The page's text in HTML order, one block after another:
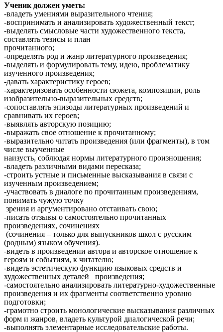
Ученик должен уметь:
-владеть умениями выразительного чтения;
-воспринимать и анализировать художественный текст;
-выделять смысловые части художественного текста,
составлять тезисы и план
прочитанного;
-определять род и жанр литературного произведения;
-выделять и формулировать тему, идею, проблематику
изученного произведения;
-давать характеристику героев;
-характеризовать особенности сюжета, композиции, роль
изобразительно-выразительных средств;
-сопоставлять эпизоды литературных произведений и
сравнивать их героев;
-выявлять авторскую позицию;
-выражать свое отношение к прочитанному;
-выразительно читать произведения (или фрагменты), в том
числе выученные
наизусть, соблюдая нормы литературного произношения;
-владеть различными видами пересказа;
-строить устные и письменные высказывания в связи с
изученным произведением;
-участвовать в диалоге по прочитанным произведениям,
понимать чужую точку
зрения и аргументировано отстаивать свою;
-писать отзывы о самостоятельно прочитанных
произведениях, сочинениях
(сочинения – только для выпускников школ с русским
(родным) языком обучения).
-видеть в произведении автора и авторское отношение к
героям и событиям, к читателю;
-видеть эстетическую функцию языковых средств и
художественных деталей произведения;
-самостоятельно анализировать литературно-художественные
произведения и их фрагменты соответственно уровню
подготовки;
-грамотно строить монологические высказывания различных
форм и жанров, владеть культурой диалогической речи;
-выполнять элементарные исследовательские работы.